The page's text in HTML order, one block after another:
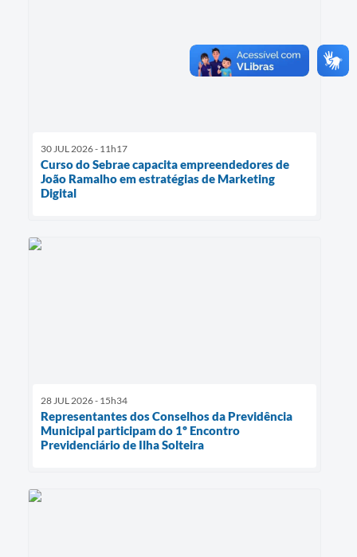
30 JUL 2026 - 11h17
Curso do Sebrae capacita empreendedores de
João Ramalho em estratégias de Marketing
Digital
28 JUL 2026 - 15h34
Representantes dos Conselhos da Previdência
Municipal participam do 1º Encontro
Previdenciário de Ilha Solteira